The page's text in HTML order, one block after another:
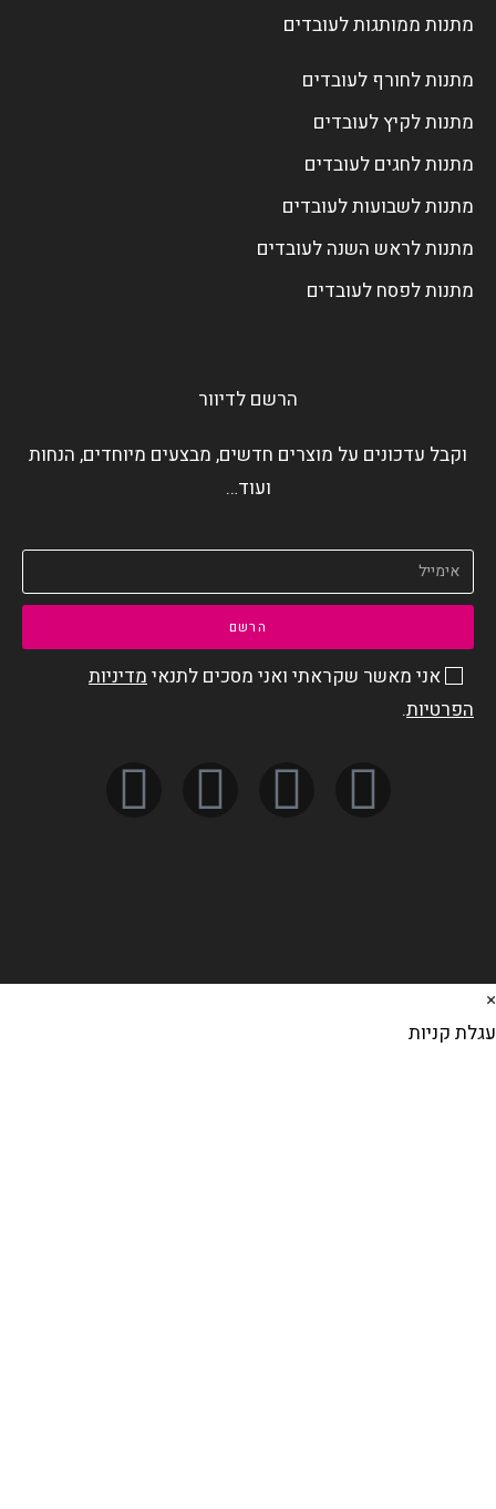
מתנות ממותגות לעובדים
מתנות לחורף לעובדים
מתנות לקיץ לעובדים
מתנות לחגים לעובדים
מתנות לשבועות לעובדים
מתנות לראש השנה לעובדים
מתנות לפסח לעובדים
הרשם לדיוור
וקבל עדכונים על מוצרים חדשים, מבצעים מיוחדים, הנחות
ועוד…
אני מאשר שקראתי ואני מסכים לתנאי מדיניות
הפרטיות.
הרשם
×
עגלת קניות